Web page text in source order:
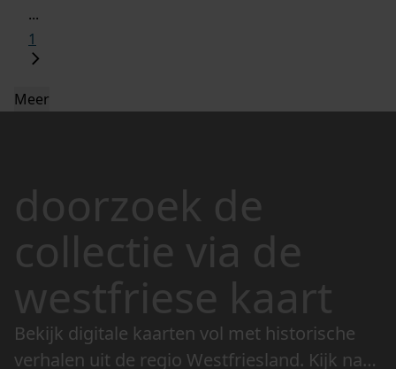
...
1
Meer
doorzoek de
collectie via de
westfriese kaart
Bekijk digitale kaarten vol met historische
verhalen uit de regio Westfriesland. Kijk naar